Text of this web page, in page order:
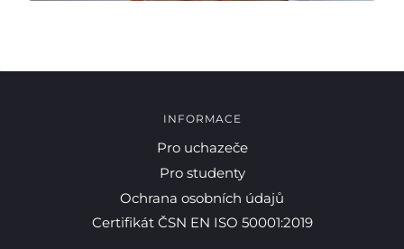
INFORMACE
Pro uchazeče
Pro studenty
Ochrana osobních údajů
Certifikát ČSN EN ISO 50001:2019